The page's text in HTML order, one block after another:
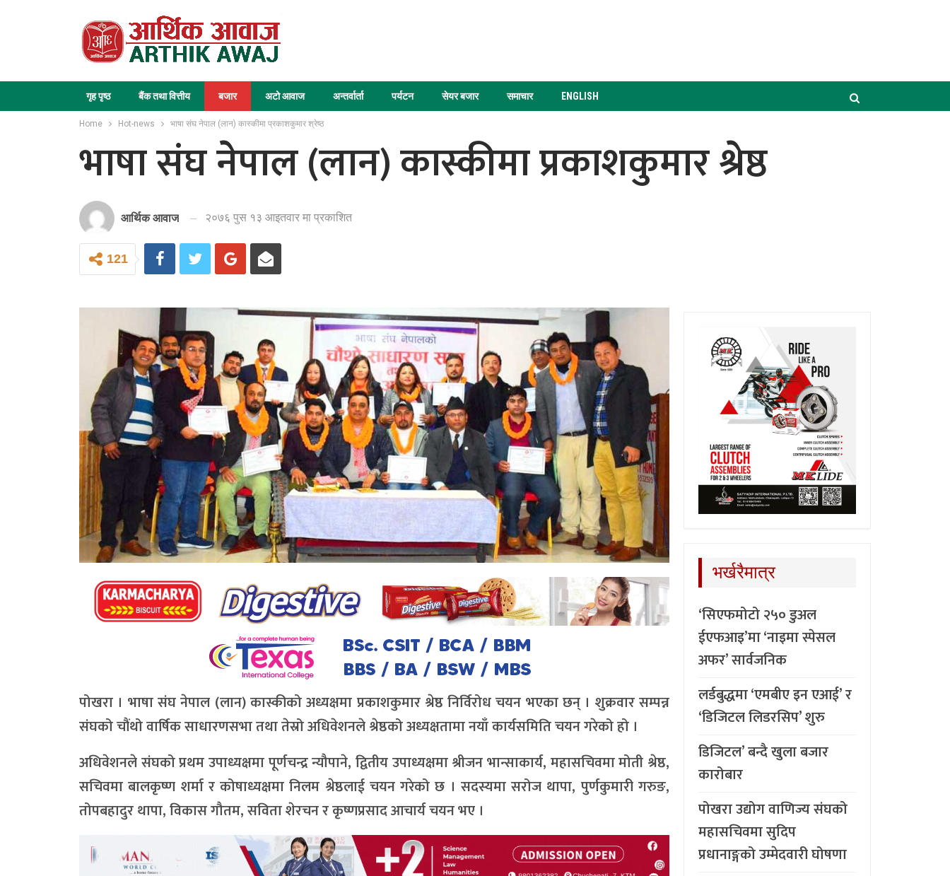
गृह पृष्ठ बैंक तथा वित्तीय बजार अटो आवाज अन्तर्वार्ता पर्यटन सेयर बजार समाचार ENGLISH
Home Hot-news भाषा संघ नेपाल (लान) कास्कीमा प्रकाशकुमार श्रेष्ठ
भाषा संघ नेपाल (लान) कास्कीमा प्रकाशकुमार श्रेष्ठ
आर्थिक आवाज २०७६ पुस १३ आइतवार मा प्रकाशित
121
पोखरा । भाषा संघ नेपाल (लान) कास्कीको अध्यक्षमा प्रकाशकुमार श्रेष्ठ निर्विरोध चयन भएका छन् । शुक्रवार सम्पन्न
संघको चौंथो वार्षिक साधारणसभा तथा तेस्रो अधिवेशनले श्रेष्ठको अध्यक्षतामा नयाँ कार्यसमिति चयन गरेको हो ।
अधिवेशनले संघको प्रथम उपाध्यक्षमा पूर्णचन्द्र न्यौपाने, द्वितीय उपाध्यक्षमा श्रीजन भान्साकार्य, महासचिवमा मोती श्रेष्ठ,
सचिवमा बालकृष्ण शर्मा र कोषाध्यक्षमा निलम श्रेष्ठलाई चयन गरेको छ । सदस्यमा सरोज थापा, पुर्णकुमारी गरुङ,
तोपबहादुर थापा, विकास गौतम, सविता शेरचन र कृष्णप्रसाद आचार्य चयन भए ।
भर्खरैमात्र
‘सिएफमोटो २५० डुअल
ईएफआइ’मा ‘नाइमा स्पेसल
अफर’ सार्वजनिक
लर्डबुद्धमा ‘एमबीए इन एआई’ र
‘डिजिटल लिडरसिप’ शुरु
डिजिटल’ बन्दै खुला बजार
कारोबार
पोखरा उद्योग वाणिज्य संघको
महासचिवमा सुदिप
प्रधानाङ्गको उम्मेदवारी घोषणा